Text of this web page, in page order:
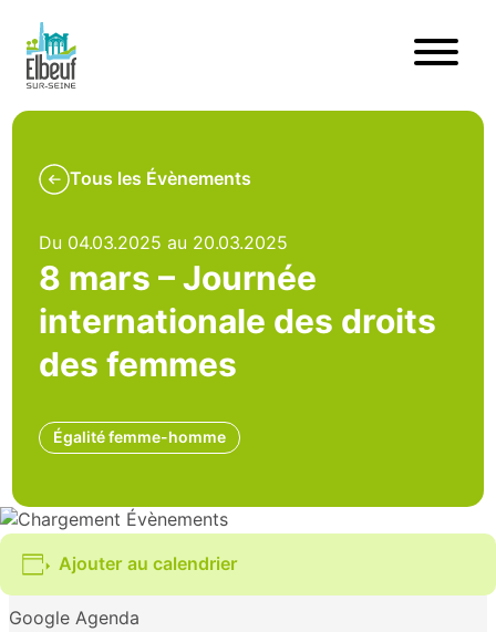
Tous les Évènements
Du 04.03.2025 au 20.03.2025
8 mars – Journée
internationale des droits
des femmes
Égalité femme-homme
Ajouter au calendrier
Google Agenda